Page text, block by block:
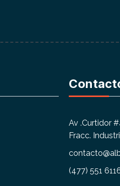
Av .Curtidor
Fracc.
(477) 551